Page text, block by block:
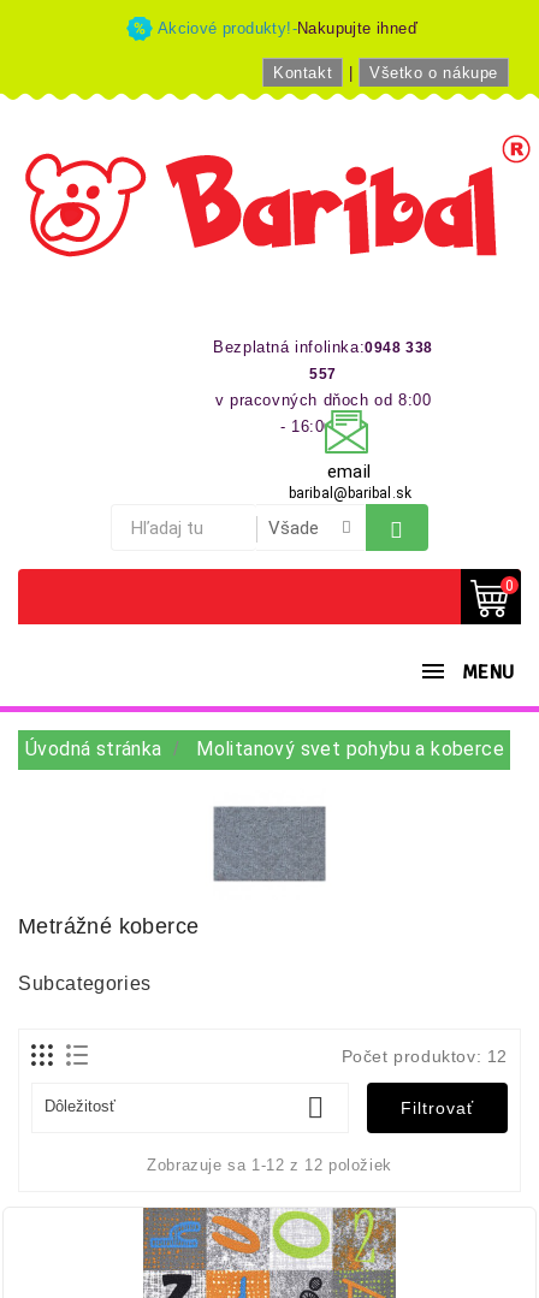
Akciové produkty!-Nakupujte ihneď
Kontakt Všetko o nákupe
Bezplatná infolinka:0948 338
557
v pracovných dňoch od 8:00
- 16:00 hod
email
baribal@baribal.sk
0
MENU
Úvodná stránka Molitanový svet pohybu a koberce
Metrážné koberce
Subcategories
Počet produktov: 12
Dôležitosť  Filtrovať
Zobrazuje sa 1-12 z 12 položiek